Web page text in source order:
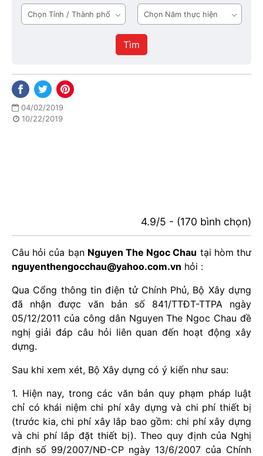
tầng
1
Tỉnh
/
Năm
thực
hiện
Tìm
04/02/2019
10/22/2019
4.9/5 - (170 bình chọn)
Câu hỏi của bạn Nguyen The Ngoc Chau tại hòm thư
nguyenthengocchau@yahoo.com.vn hỏi :
Qua Cổng thông tin điện tử Chính Phủ, Bộ Xây dựng
đã nhận được văn bản số 841/TTĐT-TTPA ngày
05/12/2011 của công dân Nguyen The Ngoc Chau đề
nghị giải đáp câu hỏi liên quan đến hoạt động xây
dựng.
Sau khi xem xét, Bộ Xây dựng có ý kiến như sau:
1. Hiện nay, trong các văn bản quy phạm pháp luật
chỉ có khái niệm chi phí xây dựng và chi phí thiết bị
(trước kia, chi phí xây lắp bao gồm: chi phí xây dựng
và chi phí lắp đặt thiết bị). Theo quy định của Nghị
định số 99/2007/NĐ-CP ngày 13/6/2007 của Chính